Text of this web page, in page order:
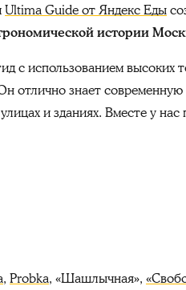
Ultima Guide от Яндекс Еды
истории
использованием высоких
отлично знает
и зданиях. Вместе у нас
, Probka, «Шашлычная»,